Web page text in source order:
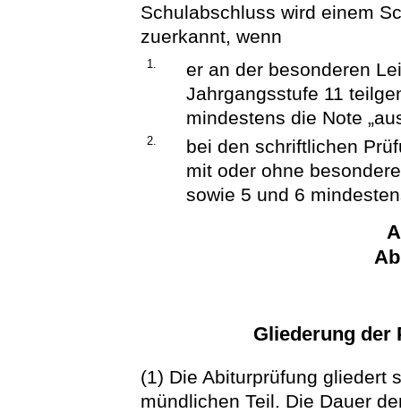
Schulabschluss wird einem
zuerkannt, wenn
1.
er an der besonderen
Jahrgangsstufe 11
mindestens die Note
2.
bei den schriftlichen
mit oder ohne
sowie 5 und 6
Gliederung der
(1) Die Abiturprüfung gliedert
mündlichen Teil. Die Dauer